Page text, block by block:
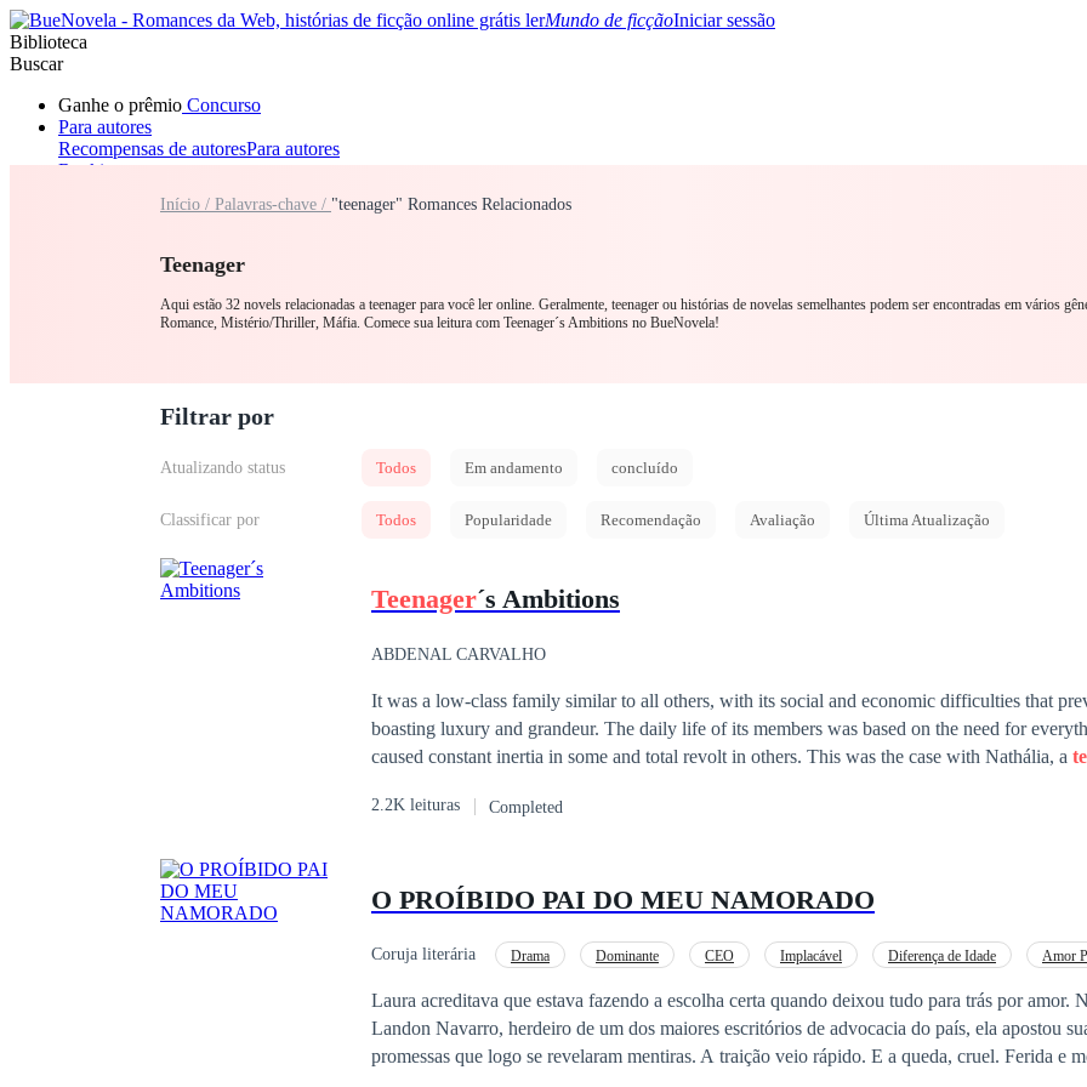
Mundo de ficçãoIniciar sessão
Biblioteca
Buscar
Ganhe o prêmio Concurso
Para autores
Recompensas de autoresPara autores
Ranking
RomanceLobisomem
Início / Palavras-chave / "teenager" Romances Relacionados
Teenager
Aqui estão 32 novels relacionadas a teenager para você ler online. Geralmente, teenager ou histórias de novelas semelhantes podem ser encontradas em vários
Romance, Mistério/Thriller, Máfia. Comece sua leitura com Teenager´s Ambitions no BueNovela!
Filtrar por
Atualizando status Todos Em andamento concluído
Classificar por Todos Popularidade Recomendação Avaliação Última Atualização
Teenager´s Ambitions
ABDENAL CARVALHO
It was a low-class family similar to all others, with its social and economic difficulties that
boasting luxury and grandeur. The daily life of its members was based on the need for
caused constant inertia in some and total revolt in others. This was the case with Nathália, a
love, she saw this feeling with contempt and made fun of seeing people in love. Their purpose
businessman with an important name in the business world. His ambition was limitless.
2.2K leituras Completed
O PROÍBIDO PAI DO MEU NAMORADO
Coruja literária Drama Dominante CEO Implacável Diferença de Idade
Amor
Laura acreditava que estava fazendo a escolha certa quando deixou tudo para trás por amor.
Landon Navarro, herdeiro de um dos maiores escritórios de advocacia do país, ela apostou
promessas que logo se revelaram mentiras. A traição veio rápido. E a queda, cruel. Ferida e